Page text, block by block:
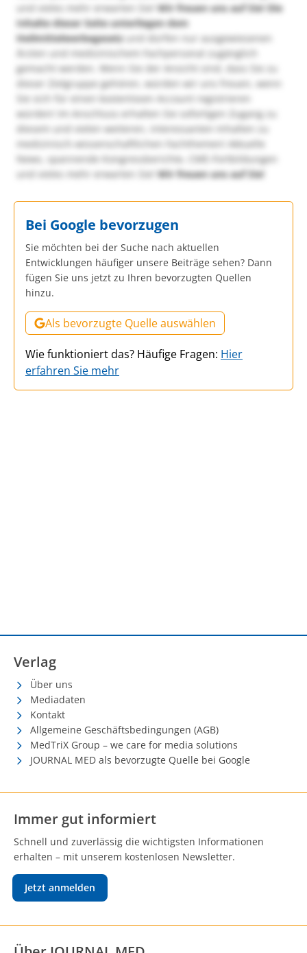
und vieles mehr erwarten Sie!Wir freuen uns auf Sie! Die
Inhalte dieser Seite unterliegen dem
Heilmittelwerbegesetzund dürfen nur ausgewiesenen
Ärzten und medizinischem Fachpersonal zugänglich
gemacht werden. Wenn Sie der Ansicht sind, dass Sie zu
dieser Zielgruppe gehören, würden wir uns freuen, wenn
Sie sich für einen kostenlosen Account registrieren
würden! Im Anschluss erhalten Sie sofortigen Zugang zu
diesem und vielen weiteren, interessanten Inhalten zu
medizinisch-wissenschaftlichen Fachthemen! Aktuelle
News, spannende Kongressberichte, CME-Fortbildungen
und vieles mehr erwarten Sie!Wir freuen uns auf Sie!
Bei Google bevorzugen
Sie möchten bei der Suche nach aktuellen
Entwicklungen häufiger unsere Beiträge sehen? Dann
fügen Sie uns jetzt zu Ihren bevorzugten Quellen
hinzu.
Als bevorzugte Quelle auswählen
Wie funktioniert das? Häufige Fragen: Hier
erfahren Sie mehr
Verlag
Über uns
Mediadaten
Kontakt
Allgemeine Geschäftsbedingungen (AGB)
MedTriX Group – we care for media solutions
JOURNAL MED als bevorzugte Quelle bei Google
Immer gut informiert
Schnell und zuverlässig die wichtigsten Informationen
erhalten – mit unserem kostenlosen Newsletter.
Jetzt anmelden